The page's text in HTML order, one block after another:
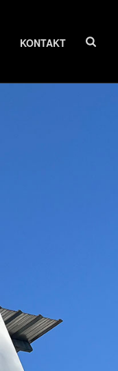
KONTAKT